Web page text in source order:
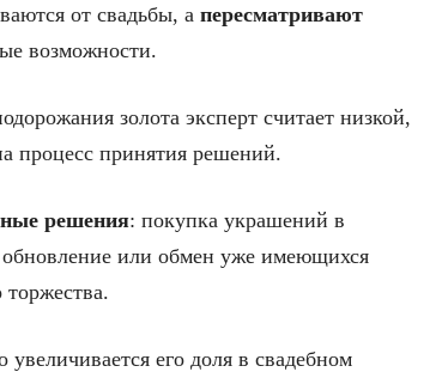
от свадьбы, а пересматривают
возможности.
золота эксперт считает низкой,
процесс принятия решений.
решения: покупка украшений в
обновление или обмен уже имеющихся
его доля в свадебном